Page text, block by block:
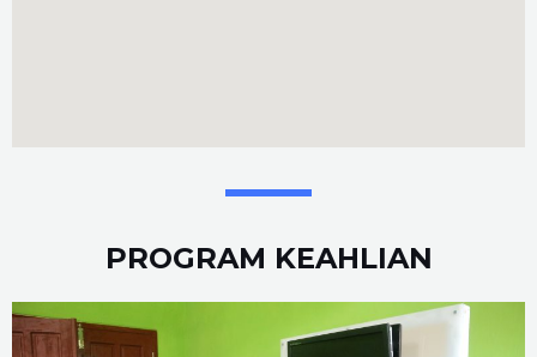
PROGRAM KEAHLIAN